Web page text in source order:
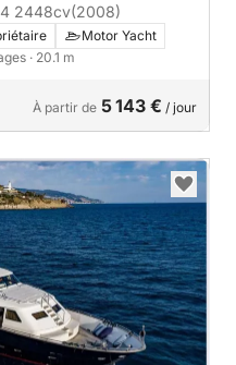
Yacht à moteur Aicon Aicon 64 2448cv(2008)
Motor Yacht
· 20.1 m
À partir de 5 143 € / jour